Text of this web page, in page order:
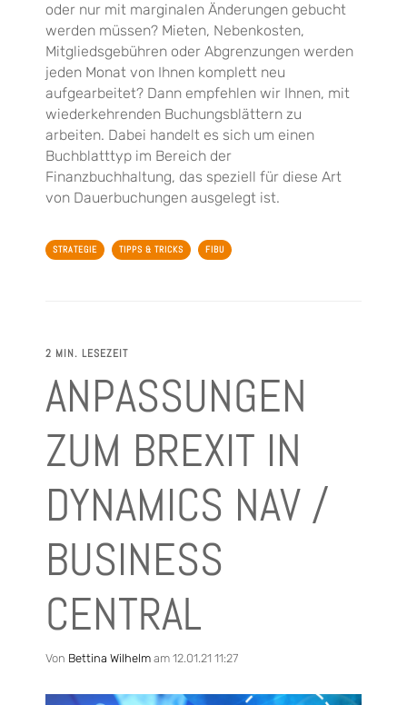
oder nur mit marginalen Änderungen gebucht
werden müssen? Mieten, Nebenkosten,
Mitgliedsgebühren oder Abgrenzungen werden
jeden Monat von Ihnen komplett neu
aufgearbeitet? Dann empfehlen wir Ihnen, mit
wiederkehrenden Buchungsblättern zu
arbeiten. Dabei handelt es sich um einen
Buchblatttyp im Bereich der
Finanzbuchhaltung, das speziell für diese Art
von Dauerbuchungen ausgelegt ist.
STRATEGIE TIPPS & TRICKS FIBU
2 MIN. LESEZEIT
ANPASSUNGEN
ZUM BREXIT IN
DYNAMICS NAV /
BUSINESS
CENTRAL
Von Bettina Wilhelm am 12.01.21 11:27